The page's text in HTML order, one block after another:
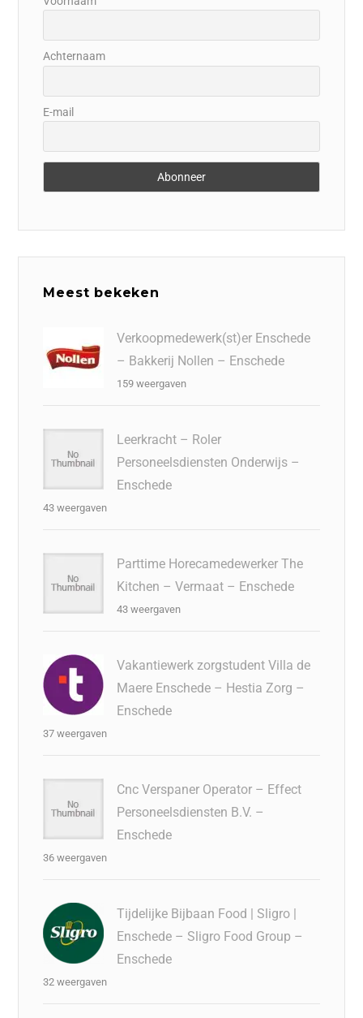
Achternaam
E-mail
Meest bekeken
Verkoopmedewerk(st)er Enschede
– Bakkerij Nollen – Enschede
159 weergaven
Leerkracht – Roler
Personeelsdiensten Onderwijs –
Enschede
43 weergaven
Parttime Horecamedewerker The
Kitchen – Vermaat – Enschede
43 weergaven
Vakantiewerk zorgstudent Villa de
Maere Enschede – Hestia Zorg –
Enschede
37 weergaven
Cnc Verspaner Operator – Effect
Personeelsdiensten B.V. –
Enschede
36 weergaven
Tijdelijke Bijbaan Food | Sligro |
Enschede – Sligro Food Group –
Enschede
32 weergaven